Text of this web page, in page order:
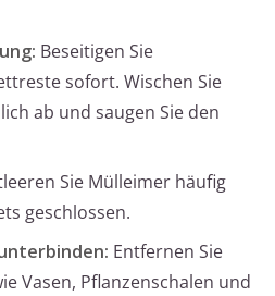
Beseitigen Sie
sofort. Wischen Sie
ab und saugen Sie den
Sie Mülleimer häufig
geschlossen.
Entfernen Sie
Vasen, Pflanzenschalen und